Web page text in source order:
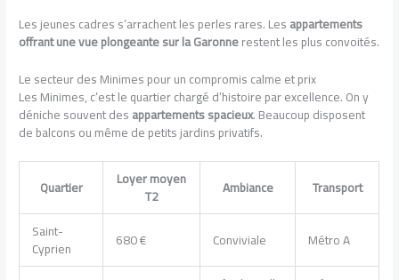
Les jeunes cadres s’arrachent les perles rares. Lesappartements
offrant une vue plongeante sur la Garonnerestent les plus convoités.
Le secteur des Minimes pour un compromis calme et prix
Les Minimes, c’est le quartier chargé d’histoire par excellence. On y
déniche souvent desappartements spacieux. Beaucoup disposent
de balcons ou même de petits jardins privatifs.
Quartier Loyer moyen
T2 Ambiance
Transport
Saint-
Cyprien 680 € Conviviale
Métro A